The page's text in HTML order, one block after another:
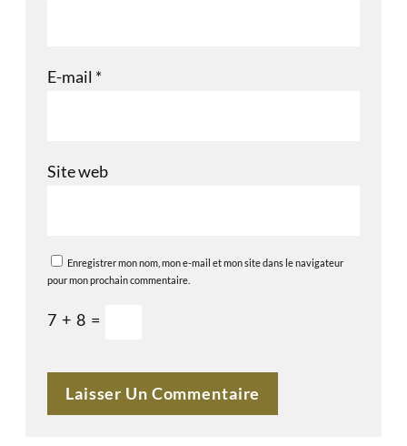
E-mail *
Site web
Enregistrer mon nom, mon e-mail et mon site dans le navigateur
pour mon prochain commentaire.
7 + 8 =